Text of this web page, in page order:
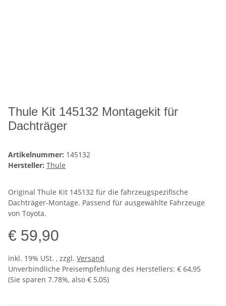
Thule Kit 145132 Montagekit für
Dachträger
Artikelnummer: 145132
Hersteller: Thule
Original Thule Kit 145132 für die fahrzeugspezifische
Dachträger-Montage. Passend für ausgewählte Fahrzeuge
von Toyota.
€ 59,90
inkl. 19% USt. , zzgl. Versand
Unverbindliche Preisempfehlung des Herstellers: € 64,95
(Sie sparen 7.78%, also € 5,05)